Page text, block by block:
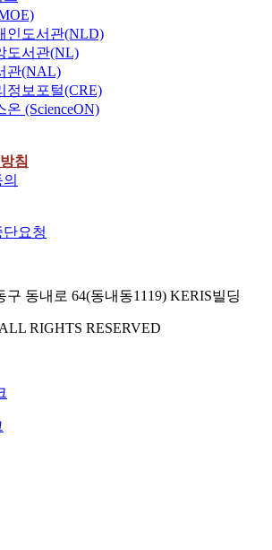
인도서관(NLD)
도서관(NL)
관(NAL)
정보포털(CRE)
온 (ScienceON)
침
요청
구 동내로 64(동내동1119) KERIS빌딩
RIGHTS RESERVED